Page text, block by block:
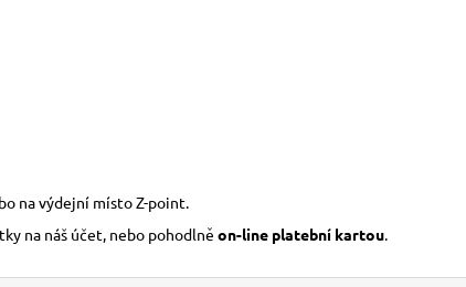
na výdejní místo Z-point.
na náš účet, nebo pohodlně on-line platební kartou.